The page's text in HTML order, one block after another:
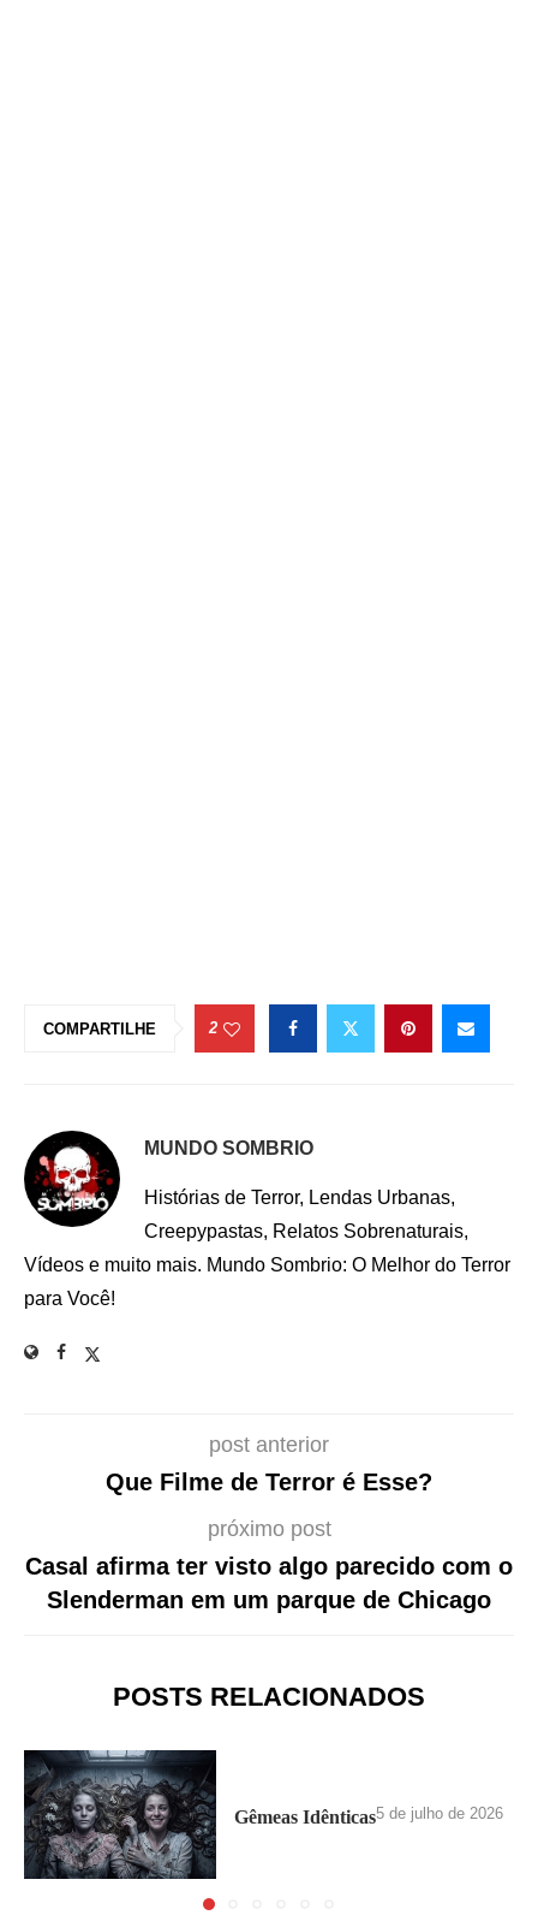
COMPARTILHE 2
MUNDO SOMBRIO
Histórias de Terror, Lendas Urbanas,
Creepypastas, Relatos Sobrenaturais,
Vídeos e muito mais. Mundo Sombrio: O Melhor do Terror
para Você!
post anterior
Que Filme de Terror é Esse?
próximo post
Casal afirma ter visto algo parecido com o
Slenderman em um parque de Chicago
POSTS RELACIONADOS
Gêmeas Idênticas5 de julho de 2026